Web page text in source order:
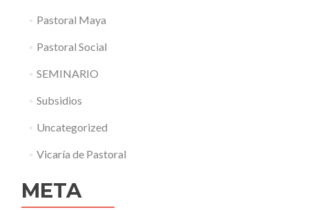
Pastoral Maya
Pastoral Social
SEMINARIO
Subsidios
Uncategorized
Vicaría de Pastoral
META